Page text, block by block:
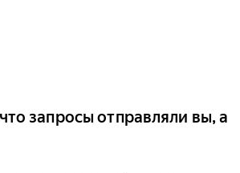
запросы отправляли вы, а